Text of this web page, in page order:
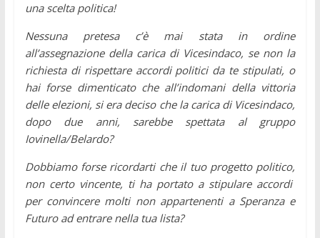
una scelta politica!
Nessuna pretesa c’è mai stata in ordine
all’assegnazione della carica di Vicesindaco, se non la
richiesta di rispettare accordi politici da te stipulati, o
hai forse dimenticato che all’indomani della vittoria
delle elezioni, si era deciso che la carica di Vicesindaco,
dopo due anni, sarebbe spettata al gruppo
Iovinella/Belardo?
Dobbiamo forse ricordarti che il tuo progetto politico,
non certo vincente, ti ha portato a stipulare accordi
per convincere molti non appartenenti a Speranza e
Futuro ad entrare nella tua lista?